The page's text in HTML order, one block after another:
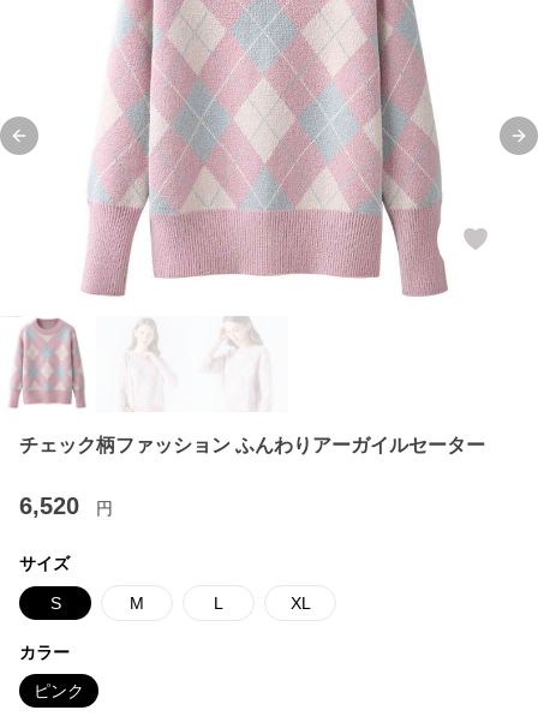
Previous slide
チェック柄ファッション ふんわりアーガイルセーター
6,520 円
サイズ
S M L XL
カラー
ピンク